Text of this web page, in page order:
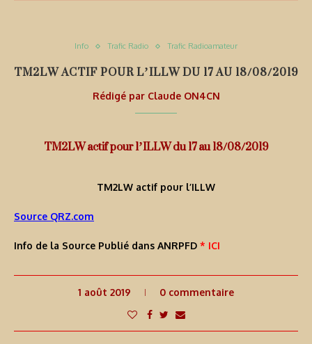
Info Trafic Radio Trafic Radioamateur
TM2LW ACTIF POUR L’ILLW DU 17 AU 18/08/2019
Rédigé par Claude ON4CN
TM2LW actif pour l’ILLW du 17 au 18/08/2019
TM2LW actif pour l’ILLW
Source QRZ.com
Info de la Source Publié dans ANRPFD * ICI
1 août 2019 0 commentaire